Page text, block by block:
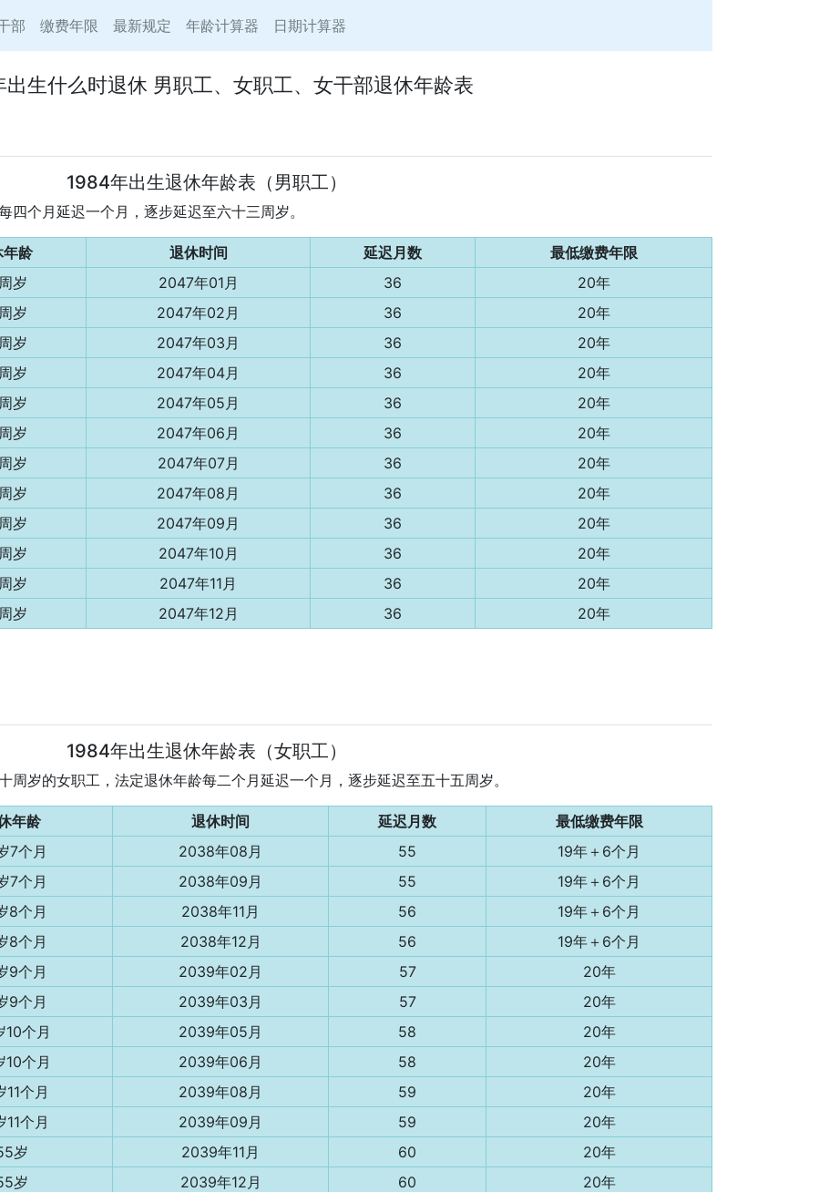
部 缴费年限 最新规定 年龄计算器 日期计算器
出生什么时退休 男职工、女职工、女干部退休年龄表
1984年出生退休年龄表（男职工）
个月延迟一个月，逐步延迟至六十三周岁。
年龄 退休时间 延迟月数
最低缴费年限
岁 2047年01月 36
20年
岁 2047年02月 36
20年
岁 2047年03月 36
20年
岁 2047年04月 36
20年
岁 2047年05月 36
20年
岁 2047年06月 36
20年
岁 2047年07月 36
20年
岁 2047年08月 36
20年
岁 2047年09月 36
20年
岁 2047年10月 36
20年
岁 2047年11月 36
20年
岁 2047年12月 36 20年
1984年出生退休年龄表（女职工）
岁的女职工，法定退休年龄每二个月延迟一个月，逐步延迟至五十五周岁。
年龄 退休时间 延迟月数
最低缴费年限
7个月 2038年08月 55
19年＋6个月
7个月 2038年09月 55
19年＋6个月
8个月 2038年11月 56
19年＋6个月
8个月 2038年12月 56
19年＋6个月
9个月 2039年02月 57
20年
9个月 2039年03月 57
20年
10个月 2039年05月 58
20年
10个月 2039年06月 58
20年
11个月 2039年08月 59
20年
11个月 2039年09月 59
20年
岁 2039年11月 60
20年
岁 2039年12月 60 20年